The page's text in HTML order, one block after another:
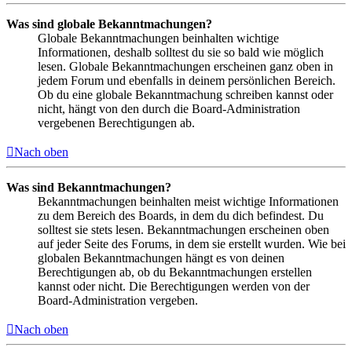
Was sind globale Bekanntmachungen?
Globale Bekanntmachungen beinhalten wichtige
Informationen, deshalb solltest du sie so bald wie möglich
lesen. Globale Bekanntmachungen erscheinen ganz oben in
jedem Forum und ebenfalls in deinem persönlichen Bereich.
Ob du eine globale Bekanntmachung schreiben kannst oder
nicht, hängt von den durch die Board-Administration
vergebenen Berechtigungen ab.
Nach oben
Was sind Bekanntmachungen?
Bekanntmachungen beinhalten meist wichtige Informationen
zu dem Bereich des Boards, in dem du dich befindest. Du
solltest sie stets lesen. Bekanntmachungen erscheinen oben
auf jeder Seite des Forums, in dem sie erstellt wurden. Wie bei
globalen Bekanntmachungen hängt es von deinen
Berechtigungen ab, ob du Bekanntmachungen erstellen
kannst oder nicht. Die Berechtigungen werden von der
Board-Administration vergeben.
Nach oben